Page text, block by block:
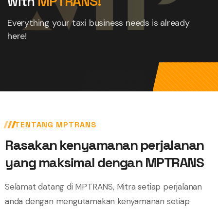
Everything your taxi business needs is already
here!
TENTANG MPTRANS
Rasakan kenyamanan perjalanan
yang maksimal denganMPTRANS
Selamat datang di MPTRANS, Mitra setiap perjalanan
anda dengan mengutamakan kenyamanan setiap